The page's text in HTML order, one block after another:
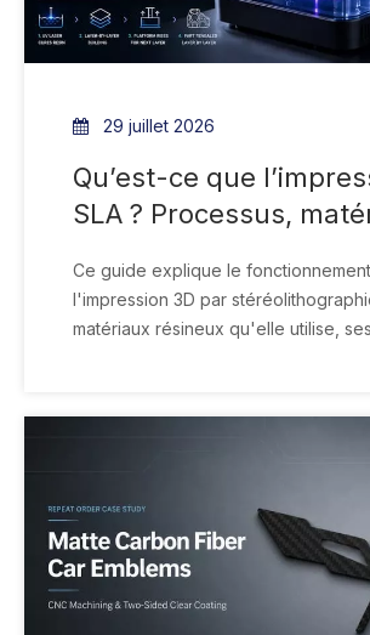
29 juillet 2026
Qu’est-ce que
SLA ? Processus,
Ce guide explique le
l'impression 3D par
matériaux résineux qu'elle utilise,
également les ingénieurs et les